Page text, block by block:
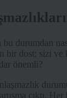
durumdan
dost; sizi ve
önemli?
çıktı.